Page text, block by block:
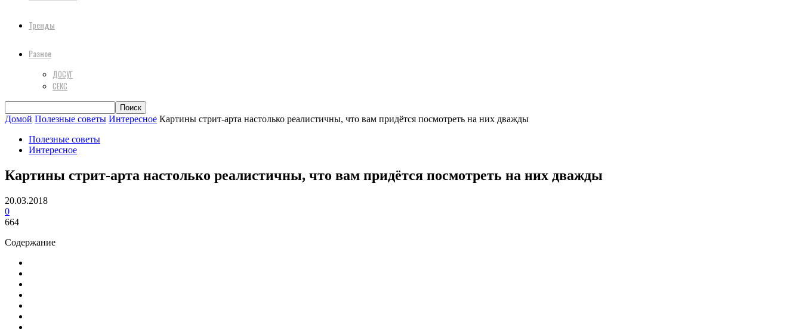
Тренды
Разное
ДОСУГ
СЕКС
Домой Полезные советы Интересное Картины стрит-арта настолько реалистичны, что вам придётся посмотреть на них дважды
Полезные советы
Интересное
Картины стрит-арта настолько реалистичны, что вам придётся посмотреть на них дважды
20.03.2018
0
664
Содержание